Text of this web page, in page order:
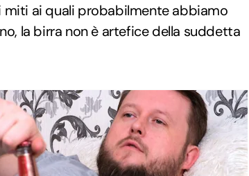
ai quali probabilmente abbiamo
la birra non è artefice della suddetta